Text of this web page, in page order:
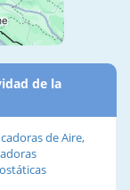
de la
de Aire,